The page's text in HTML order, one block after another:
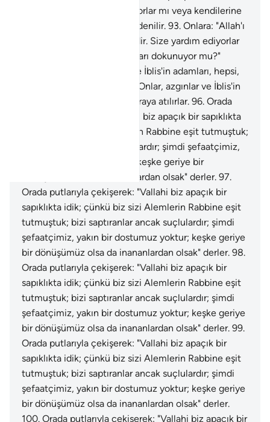
nerededir. Size yardım ediyorlar mı veya kendilerine
yardımları dokunuyor mu?" denilir. 93. Onlara: "Allah'ı
bırakıp taptıklarınız nerededir. Size yardım ediyorlar
mı veya kendilerine yardımları dokunuyor mu?"
Onlar, azgınlar ve İblis'in adamları, hepsi,
Onlar, azgınlar ve İblis'in
adamları, hepsi, tepetakla oraya atılırlar. 96. Orada
putlarıyla çekişerek: "Vallahi biz apaçık bir sapıklıkta
idik; çünkü biz sizi Alemlerin Rabbine eşit tutmuştuk;
bizi saptıranlar ancak suçlulardır; şimdi şefaatçimiz,
yakın bir dostumuz yoktur; keşke geriye bir
dönüşümüz olsa da inananlardan olsak" derler. 97.
Orada putlarıyla çekişerek: "Vallahi biz apaçık bir
sapıklıkta idik; çünkü biz sizi Alemlerin Rabbine eşit
tutmuştuk; bizi saptıranlar ancak suçlulardır; şimdi
şefaatçimiz, yakın bir dostumuz yoktur; keşke geriye
bir dönüşümüz olsa da inananlardan olsak" derler. 98.
Orada putlarıyla çekişerek: "Vallahi biz apaçık bir
sapıklıkta idik; çünkü biz sizi Alemlerin Rabbine eşit
tutmuştuk; bizi saptıranlar ancak suçlulardır; şimdi
şefaatçimiz, yakın bir dostumuz yoktur; keşke geriye
bir dönüşümüz olsa da inananlardan olsak" derler. 99.
Orada putlarıyla çekişerek: "Vallahi biz apaçık bir
sapıklıkta idik; çünkü biz sizi Alemlerin Rabbine eşit
tutmuştuk; bizi saptıranlar ancak suçlulardır; şimdi
şefaatçimiz, yakın bir dostumuz yoktur; keşke geriye
bir dönüşümüz olsa da inananlardan olsak" derler.
100. Orada putlarıyla çekişerek: "Vallahi biz apaçık bir